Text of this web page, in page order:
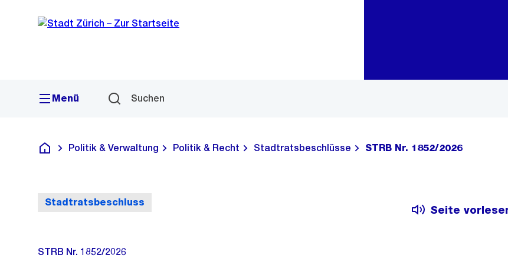
Navigation
Sprunglink
Menü Suchen
Deutsch
Politik & Verwaltung Politik & Recht Stadtratsbeschlüsse STRB Nr. 1852/2026
Stadtratsbeschluss
Seite
STRB Nr. 1852/2026